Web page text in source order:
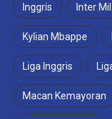
Inggris Inter
Kylian Mbappe
Liga Inggris
Macan Kemayoran